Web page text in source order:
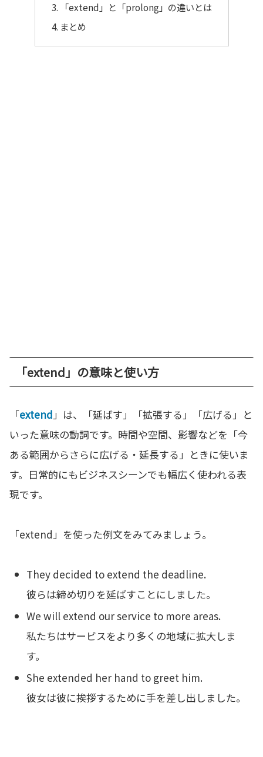
「extend」と「prolong」の違いとは
まとめ
「extend」の意味と使い方
「extend 」は、「延ばす」「拡張する」「広げる」と
いった意味の動詞です。時間や空間、影響などを「今
ある範囲からさらに広げる・延長する」ときに使いま
す。日常的にもビジネスシーンでも幅広く使われる表
現です。
「extend」を使った例文をみてみましょう。
They decided to extend the deadline.
彼らは締め切りを延ばすことにしました。
We will extend our service to more areas.
私たちはサービスをより多くの地域に拡大しま
す。
She extended her hand to greet him.
彼女は彼に挨拶するために手を差し出しました。